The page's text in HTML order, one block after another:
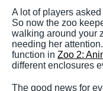
A lot of players
So now the zoo
walking around your
needing her
function in Zoo 2:
different enclosures
The good news for